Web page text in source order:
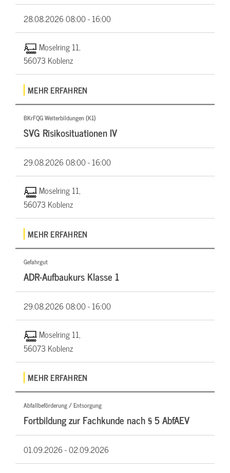
28.08.202608:00 - 16:00
Moselring 11,
56073 Koblenz
MEHR ERFAHREN
BKrFQG Weiterbildungen (K1)
SVG Risikosituationen IV
29.08.202608:00 - 16:00
Moselring 11,
56073 Koblenz
MEHR ERFAHREN
Gefahrgut
ADR-Aufbaukurs Klasse 1
29.08.202608:00 - 16:00
Moselring 11,
56073 Koblenz
MEHR ERFAHREN
Abfallbeförderung / Entsorgung
Fortbildung zur Fachkunde nach § 5 AbfAEV
01.09.2026 -02.09.2026